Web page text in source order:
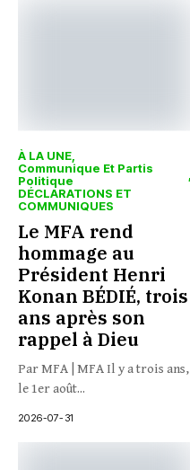
À LA UNE
Communique Et Partis
Politique
DÉCLARATIONS ET
COMMUNIQUES
Le MFA rend
hommage au
Président Henri
Konan BÉDIÉ, trois
ans après son
rappel à Dieu
Par MFA | MFA Il y a trois ans,
le 1er août...
2026-07-31